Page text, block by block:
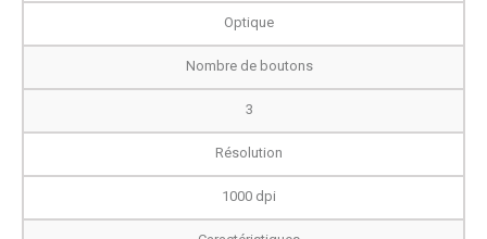
Optique
Nombre de boutons
3
Résolution
1000 dpi